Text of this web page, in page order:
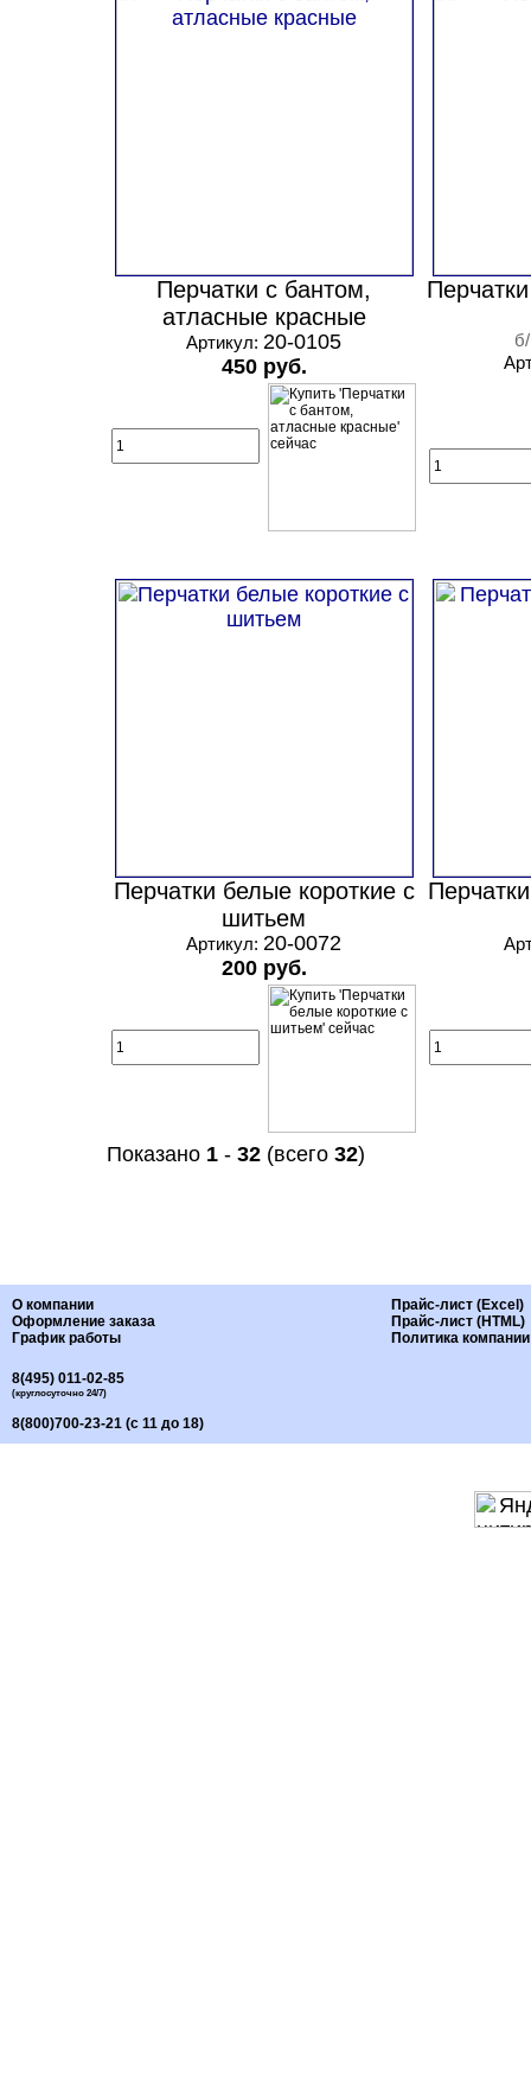
Перчатки с бантом,
атласные красные
Артикул: 20-0105
450 руб.
Перчатки белые короткие с
шитьем
Артикул: 20-0072
200 руб.
Показано 1 - 32 (всего 32)
О компании
Оформление заказа
График работы
Прайс-лист (Excel)
Прайс-лист (HTML)
Политика
8(495) 011-02-85
(круглосуточно 24/7)
8(800)700-23-21 (с 11 до 18)